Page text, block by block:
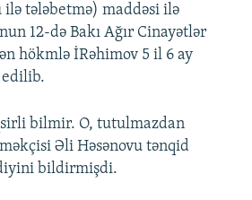
tələbetmə) maddəsi ilə
12-də Bakı Ağır Cinayətlər
hökmlə İRəhimov 5 il 6 ay
edilib.
bilmir. O, tutulmazdan
Əli Həsənovu tənqid
bildirmişdi.